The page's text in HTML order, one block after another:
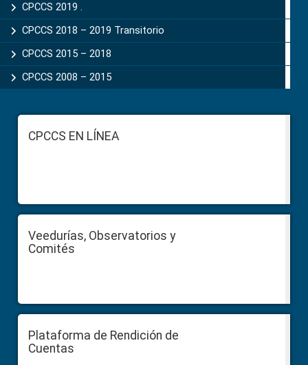
CPCCS 2019 .
CPCCS 2018 – 2019 Transitorio
CPCCS 2015 – 2018
CPCCS 2008 – 2015
FooterCPCCS EN LÍNEA
Veedurías, Observatorios y
Comités
Plataforma de Rendición de
Cuentas